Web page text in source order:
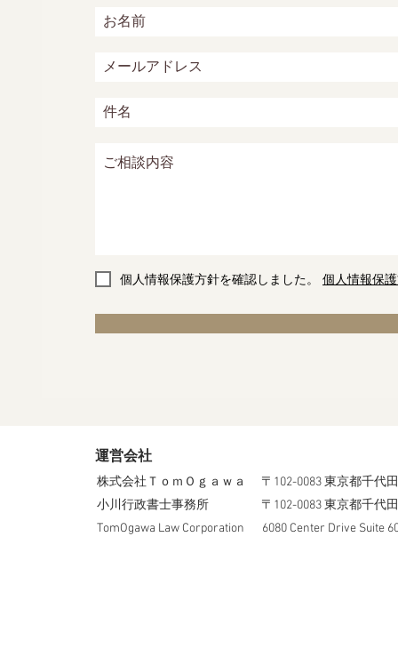
個人情報保護方針を確認しました。 個人情報保
運営会社
株式会社ＴｏｍＯｇａｗａ 〒102-0083 東京都千代
小川行政書士事務所
〒102-0083 東京都千代
TomOgawa Law Corporation​ 6080 Center Drive Suite